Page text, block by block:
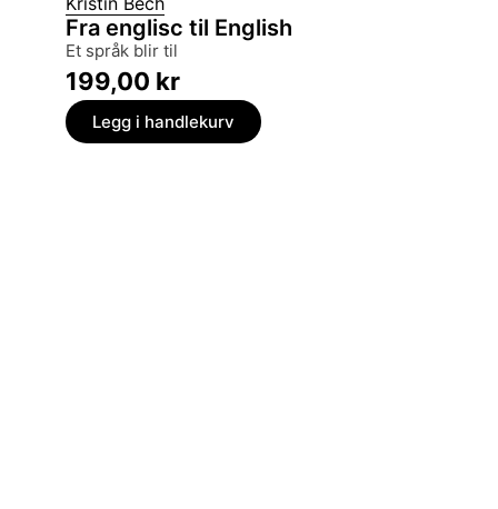
Fra englisc til English
et språk blir til
199,00 kr
Legg i handlekurv